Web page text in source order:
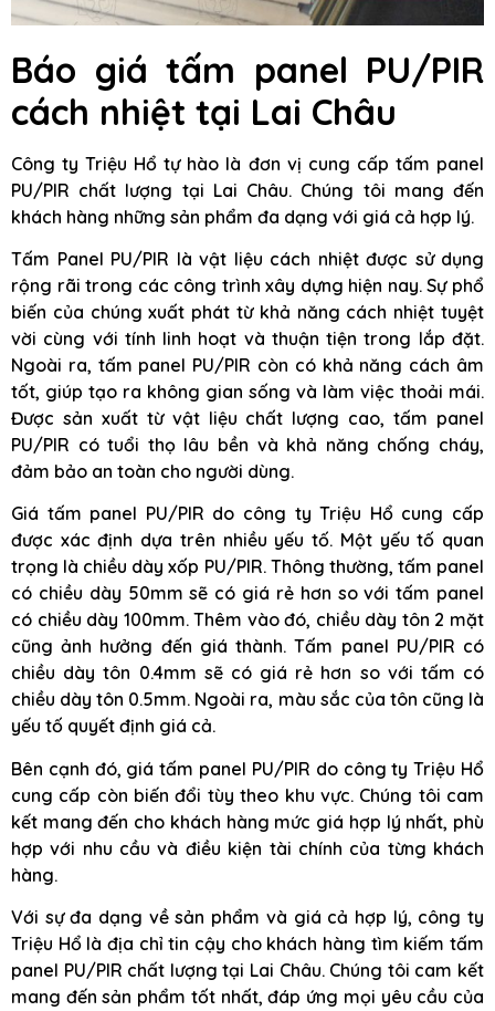
Báo giá tấm panel PU/PIR
cách nhiệt tại Lai Châu
Công ty Triệu Hổ tự hào là đơn vị cung cấp tấm panel
PU/PIR chất lượng tại Lai Châu. Chúng tôi mang đến
khách hàng những sản phẩm đa dạng với giá cả hợp lý.
Tấm Panel PU/PIR là vật liệu cách nhiệt được sử dụng
rộng rãi trong các công trình xây dựng hiện nay. Sự phổ
biến của chúng xuất phát từ khả năng cách nhiệt tuyệt
vời cùng với tính linh hoạt và thuận tiện trong lắp đặt.
Ngoài ra, tấm panel PU/PIR còn có khả năng cách âm
tốt, giúp tạo ra không gian sống và làm việc thoải mái.
Được sản xuất từ vật liệu chất lượng cao, tấm panel
PU/PIR có tuổi thọ lâu bền và khả năng chống cháy,
đảm bảo an toàn cho người dùng.
Giá tấm panel PU/PIR do công ty Triệu Hổ cung cấp
được xác định dựa trên nhiều yếu tố. Một yếu tố quan
trọng là chiều dày xốp PU/PIR. Thông thường, tấm panel
có chiều dày 50mm sẽ có giá rẻ hơn so với tấm panel
có chiều dày 100mm. Thêm vào đó, chiều dày tôn 2 mặt
cũng ảnh hưởng đến giá thành. Tấm panel PU/PIR có
chiều dày tôn 0.4mm sẽ có giá rẻ hơn so với tấm có
chiều dày tôn 0.5mm. Ngoài ra, màu sắc của tôn cũng là
yếu tố quyết định giá cả.
Bên cạnh đó, giá tấm panel PU/PIR do công ty Triệu Hổ
cung cấp còn biến đổi tùy theo khu vực. Chúng tôi cam
kết mang đến cho khách hàng mức giá hợp lý nhất, phù
hợp với nhu cầu và điều kiện tài chính của từng khách
hàng.
Với sự đa dạng về sản phẩm và giá cả hợp lý, công ty
Triệu Hổ là địa chỉ tin cậy cho khách hàng tìm kiếm tấm
panel PU/PIR chất lượng tại Lai Châu. Chúng tôi cam kết
mang đến sản phẩm tốt nhất, đáp ứng mọi yêu cầu của